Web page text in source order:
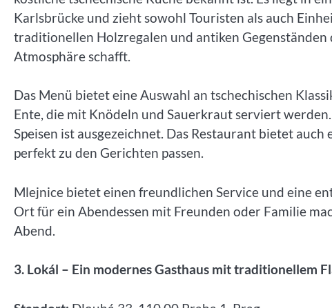
Karlsbrücke und zieht sowohl Touristen als auch
traditionellen Holzregalen und antiken
Atmosphäre schafft.
Das Menü bietet eine Auswahl an tschechischen
Ente, die mit Knödeln und Sauerkraut serviert
Speisen ist ausgezeichnet. Das Restaurant bietet
perfekt zu den Gerichten passen.
Mlejnice bietet einen freundlichen Service und eine
Ort für ein Abendessen mit Freunden oder Familie
Abend.
3. Lokál – Ein modernes Gasthaus mit traditionellem